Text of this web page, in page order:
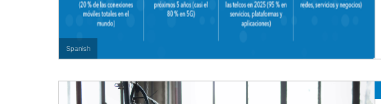
Spanish